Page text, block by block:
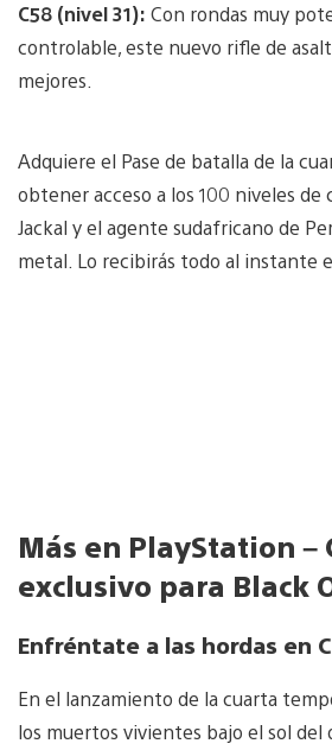
C58 (nivel 31): Con rondas muy
controlable, este nuevo rifle de
mejores.
Adquiere el Pase de batalla de la
obtener acceso a los 100 niveles de
Jackal y el agente sudafricano de
metal. Lo recibirás todo al instante
Más en PlayStation –
exclusivo para Black
Enfréntate a las hordas en
En el lanzamiento de la cuarta
los muertos vivientes bajo el sol